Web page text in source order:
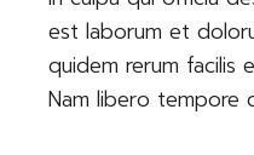
est laborum et
quidem rerum
Nam libero tempore